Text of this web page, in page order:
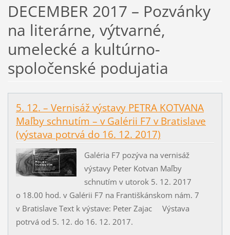
DECEMBER 2017 – Pozvánky
na literárne, výtvarné,
umelecké a kultúrno-
spoločenské podujatia
5. 12. – Vernisáž výstavy PETRA KOTVANA
Maľby schnutím – v Galérii F7 v Bratislave
(výstava potrvá do 16. 12. 2017)
Galéria F7 pozýva na vernisáž
výstavy Peter Kotvan Maľby
schnutím v utorok 5. 12. 2017
o 18.00 hod. v Galérii F7 na Františkánskom nám. 7
v Bratislave Text k výstave: Peter Zajac Výstava
potrvá od 5. 12. do 16. 12. 2017.